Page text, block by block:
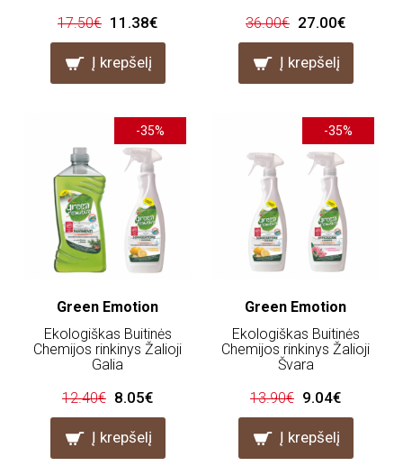
17.50€ 11.38€
Į krepšelį
36.00€ 27.00€
Į krepšelį
-35%
Green Emotion
Ekologiškas Buitinės
Chemijos rinkinys Žalioji
Galia
12.40€ 8.05€
Į krepšelį
-35%
Green Emotion
Ekologiškas Buitinės
Chemijos rinkinys Žalioji
Švara
13.90€ 9.04€
Į krepšelį